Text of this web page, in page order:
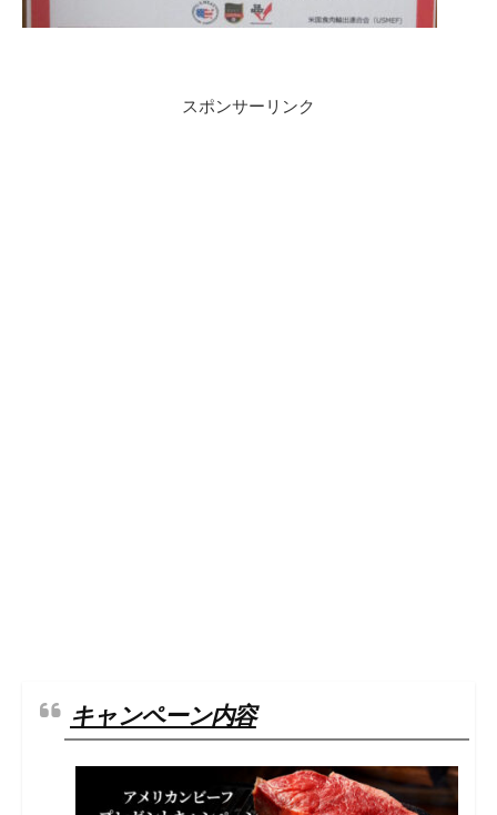
スポンサーリンク
キャンペーン内容